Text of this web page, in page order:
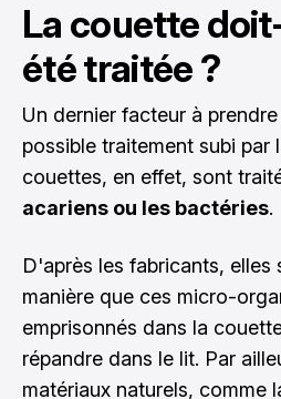
La couette
été traitée ?
Un dernier facteur à
possible traitement subi par
couettes, en effet, sont
acariens ou les bactéries.
D'après les fabricants,
manière que ces micro-
emprisonnés dans la
répandre dans le lit. Par
matériaux naturels, comme